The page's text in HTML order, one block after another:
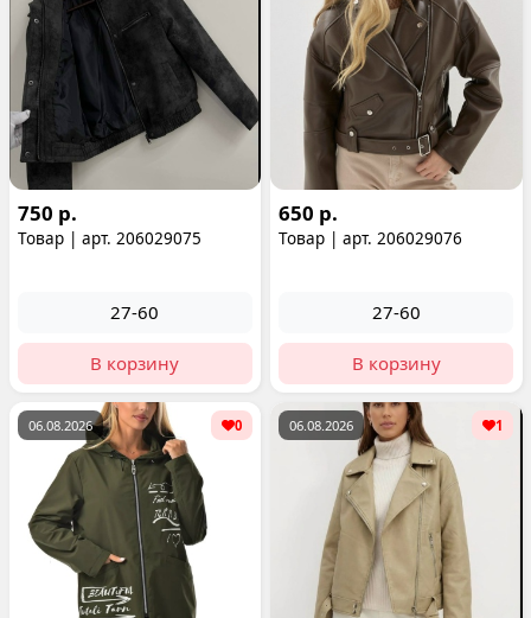
750 р.
Товар | арт. 206029075
27-60
В корзину
650 р.
Товар | арт. 206029076
27-60
В корзину
06.08.2026 0 06.08.2026 1